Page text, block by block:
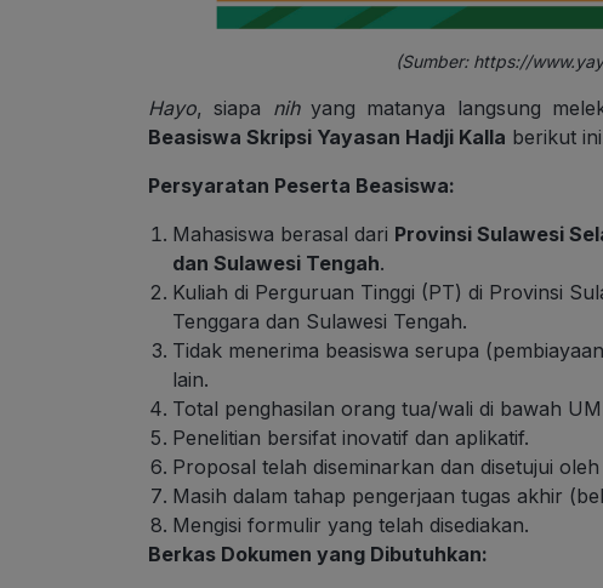
(Sumber: https://
Hayo, siapa nihyang matanya langsung
Beasiswa Skripsi Yayasan Hadji Kalla berikut
Persyaratan Peserta Beasiswa:
Mahasiswa berasal dari Provinsi Sulawesi
dan Sulawesi Tengah.
Kuliah di Perguruan Tinggi (PT) di Provinsi
Tenggara dan Sulawesi Tengah.
Tidak menerima beasiswa serupa
lain.
Total penghasilan orang tua/wali di bawah
Penelitian bersifat inovatif dan aplikatif.
Proposal telah diseminarkan dan disetujui
Masih dalam tahap pengerjaan tugas akhir
Mengisi formulir yang telah disediakan.
Berkas Dokumen yang Dibutuhkan: